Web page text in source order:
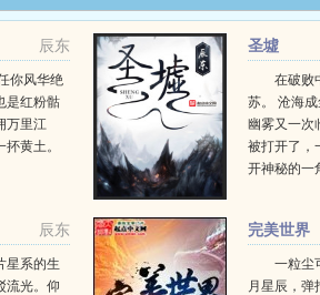
辰东
你风华绝
是红粉骷
万里江
黄土。
圣墟
在破败
苏。 沧海
幽雾又一次
被打开了，
开神秘的
辰东
星系的生
流光。仰
完美世界
一粒尘
月星辰，弹